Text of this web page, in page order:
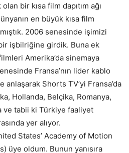
bir kısa film dapıtım ağı
en büyük kısa film
2006 senesinde işimizi
işbilriğine girdik. Buna ek
Amerika’da sinemaya
Fransa’nın lider kablo
Shorts TV’yi Fransa’da
Hollanda, Belçika, Romanya,
ve tabii ki Türkiye faaliyet
yer alıyor.
States’ Academy of Motion
üye oldum. Bunun yanısıra